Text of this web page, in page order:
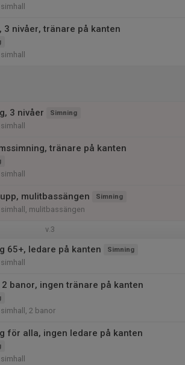
3 nivåer, tränare på kanten
3 nivåer Simning
tränare på kanten
mulitbassängen Simning
mulitbassängen
v.3
65+, ledare på kanten Simning
2 banor, ingen tränare på kanten
2 banor
för alla, ingen ledare på kanten